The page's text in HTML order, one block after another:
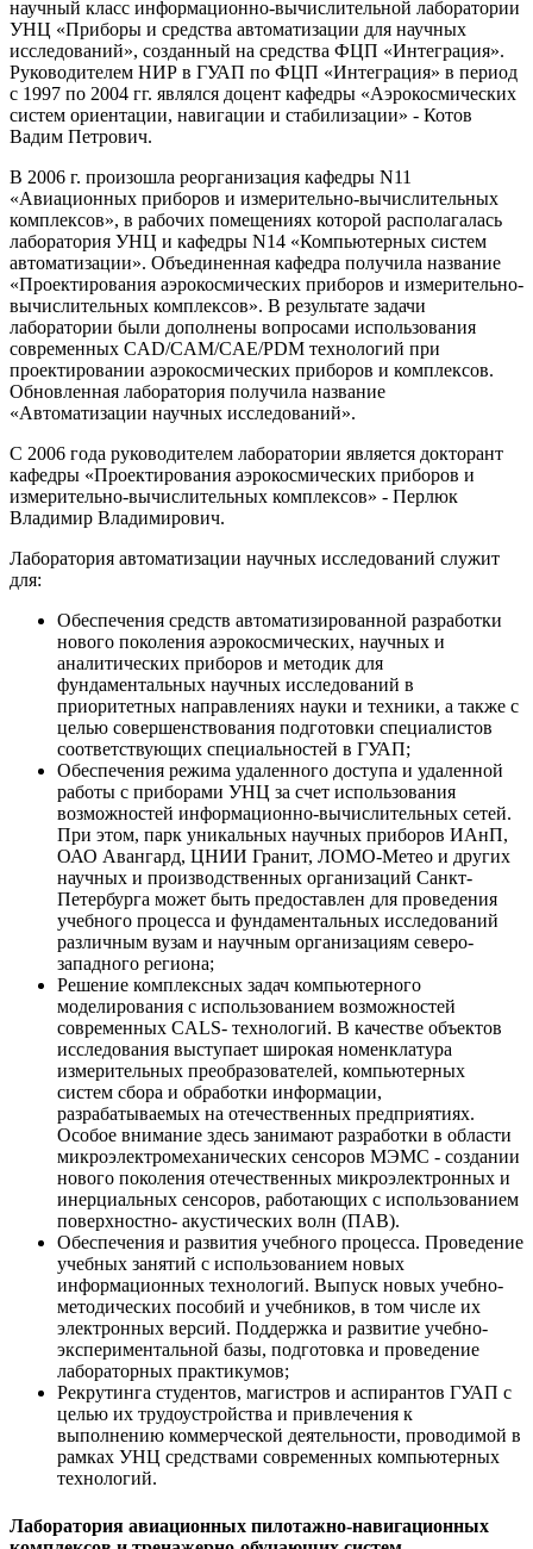
научный класс информационно-вычислительной лаборатории
УНЦ «Приборы и средства автоматизации для научных
исследований», созданный на средства ФЦП «Интеграция».
Руководителем НИР в ГУАП по ФЦП «Интеграция» в период
с 1997 по 2004 гг. являлся доцент кафедры «Аэрокосмических
систем ориентации, навигации и стабилизации» - Котов
Вадим Петрович.
В 2006 г. произошла реорганизация кафедры N11
«Авиационных приборов и измерительно-вычислительных
комплексов», в рабочих помещениях которой располагалась
лаборатория УНЦ и кафедры N14 «Компьютерных систем
автоматизации». Объединенная кафедра получила название
«Проектирования аэрокосмических приборов и измерительно-
вычислительных комплексов». В результате задачи
лаборатории были дополнены вопросами использования
современных СAD/CAM/CAE/PDM технологий при
проектировании аэрокосмических приборов и комплексов.
Обновленная лаборатория получила название
«Автоматизации научных исследований».
С 2006 года руководителем лаборатории является докторант
кафедры «Проектирования аэрокосмических приборов и
измерительно-вычислительных комплексов» - Перлюк
Владимир Владимирович.
Лаборатория автоматизации научных исследований служит
для:
Обеспечения средств автоматизированной разработки
нового поколения аэрокосмических, научных и
аналитических приборов и методик для
фундаментальных научных исследований в
приоритетных направлениях науки и техники, а также с
целью совершенствования подготовки специалистов
соответствующих специальностей в ГУАП;
Обеспечения режима удаленного доступа и удаленной
работы с приборами УНЦ за счет использования
возможностей информационно-вычислительных сетей.
При этом, парк уникальных научных приборов ИАнП,
ОАО Авангард, ЦНИИ Гранит, ЛОМО-Метео и других
научных и производственных организаций Санкт-
Петербурга может быть предоставлен для проведения
учебного процесса и фундаментальных исследований
различным вузам и научным организациям северо-
западного региона;
Решение комплексных задач компьютерного
моделирования с использованием возможностей
современных СALS- технологий. В качестве объектов
исследования выступает широкая номенклатура
измерительных преобразователей, компьютерных
систем сбора и обработки информации,
разрабатываемых на отечественных предприятиях.
Особое внимание здесь занимают разработки в области
микроэлектромеханических сенсоров МЭМС - создании
нового поколения отечественных микроэлектронных и
инерциальных сенсоров, работающих с использованием
поверхностно- акустических волн (ПАВ).
Обеспечения и развития учебного процесса. Проведение
учебных занятий с использованием новых
информационных технологий. Выпуск новых учебно-
методических пособий и учебников, в том числе их
электронных версий. Поддержка и развитие учебно-
экспериментальной базы, подготовка и проведение
лабораторных практикумов;
Рекрутинга студентов, магистров и аспирантов ГУАП с
целью их трудоустройства и привлечения к
выполнению коммерческой деятельности, проводимой в
рамках УНЦ средствами современных компьютерных
технологий.
Лаборатория авиационных пилотажно-навигационных